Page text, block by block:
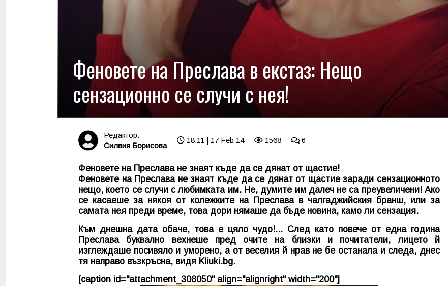
Феновете на Преслава в екстаз: Нещо
сензационно се случи с нея!
Редактор:
Силвия Борисова
18:11 | 17 Feb 14 1568 6
Феновете на Преслава не знаят къде да се дянат от щастие!
Феновете на Преслава не знаят къде да се дянат от щастие заради сензационното
нещо, което се случи с любимката им. Не, думите им далеч не са преувеличени! Ако
се касаеше за някоя от колежките на Преслава в чалгаджийския бранш, или за
самата нея преди време, това дори нямаше да бъде новина, камо ли сензация.
Към днешна дата обаче, това е цяло чудо!... След като повече от една година
Преслава буквално вехнеше пред очите на близки и почитатели, лицето й
изглеждаше посивяло и уморено, а от веселия й нрав не бе останала и следа, днес
тя направо възкръсна, видя Kliuki.bg.
[caption id="attachment_308050" align="alignright" width="200"]